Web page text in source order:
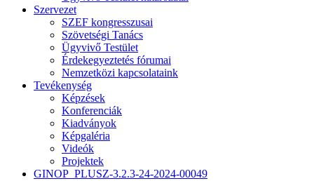
Szervezet
SZEF kongresszusai
Szövetségi Tanács
Ügyvivő Testület
Érdekegyeztetés fórumai
Nemzetközi kapcsolataink
Tevékenység
Képzések
Konferenciák
Kiadványok
Képgaléria
Videók
Projektek
GINOP_PLUSZ-3.2.3-24-2024-00049